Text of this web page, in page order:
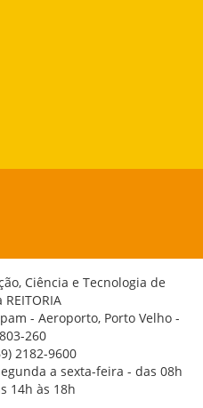
Ciência e Tecnologia de
- Aeroporto, Porto Velho -
260
2182-9600
a sexta-feira - das 08h
14h às 18h